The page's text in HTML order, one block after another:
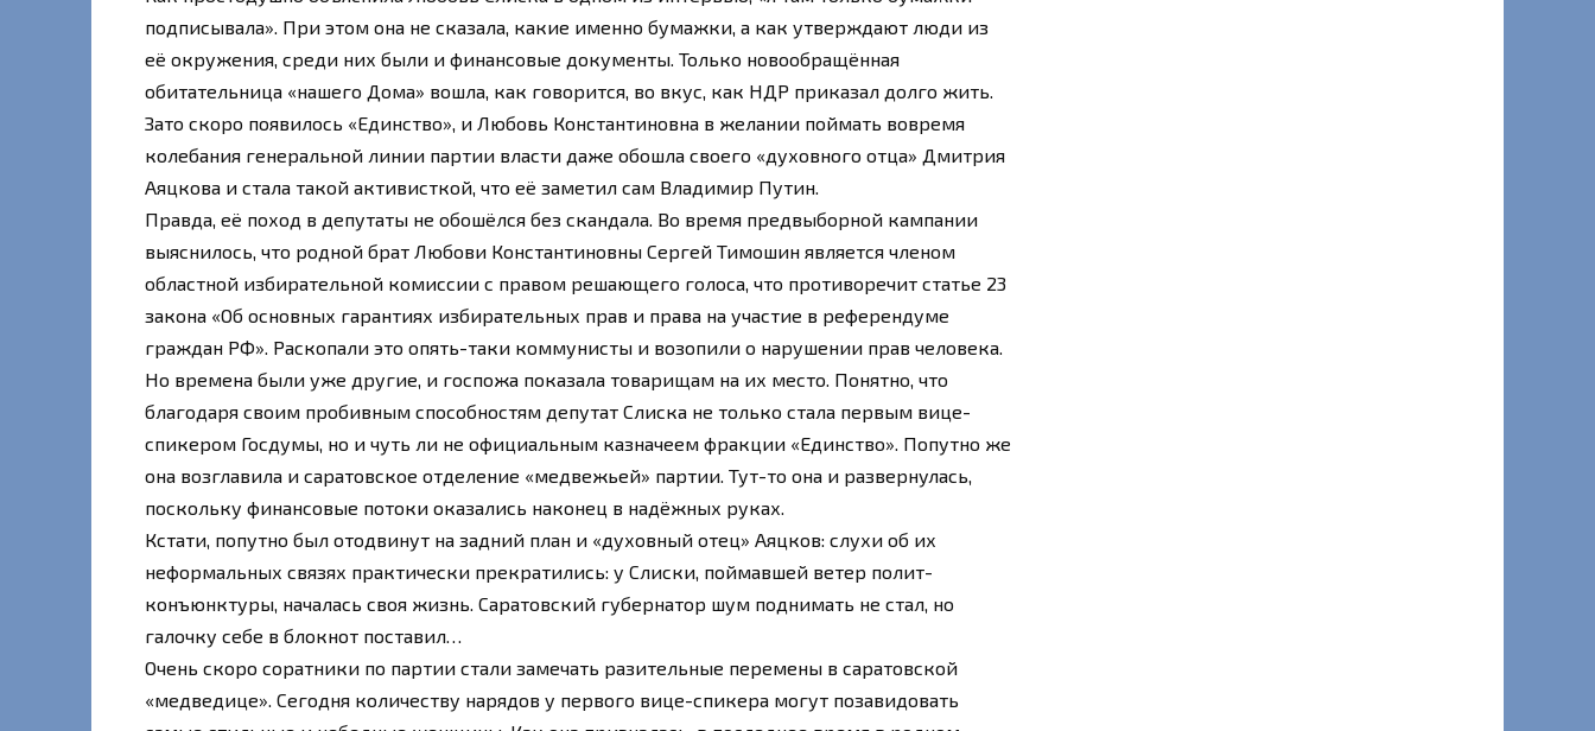
подписывала». При этом она не сказала, какие именно бумажки, а как утверждают люди из
её окружения, среди них были и финансовые документы. Только новообращённая
обитательница «нашего Дома» вошла, как говорится, во вкус, как НДР приказал долго жить.
Зато скоро появилось «Единство», и Любовь Константиновна в желании поймать вовремя
колебания генеральной линии партии власти даже обошла своего «духовного отца» Дмитрия
Аяцкова и стала такой активисткой, что её заметил сам Владимир Путин.
Правда, её поход в депутаты не обошёлся без скандала. Во время предвыборной кампании
выяснилось, что родной брат Любови Константиновны Сергей Тимошин является членом
областной избирательной комиссии с правом решающего голоса, что противоречит статье 23
закона «Об основных гарантиях избирательных прав и права на участие в референдуме
граждан РФ». Раскопали это опять-таки коммунисты и возопили о нарушении прав человека.
Но времена были уже другие, и госпожа показала товарищам на их место. Понятно, что
благодаря своим пробивным способностям депутат Слиска не только стала первым вице-
спикером Госдумы, но и чуть ли не официальным казначеем фракции «Единство». Попутно же
она возглавила и саратовское отделение «медвежьей» партии. Тут-то она и развернулась,
поскольку финансовые потоки оказались наконец в надёжных руках.
Кстати, попутно был отодвинут на задний план и «духовный отец» Аяцков: слухи об их
неформальных связях практически прекратились: у Слиски, поймавшей ветер полит-
конъюнктуры, началась своя жизнь. Саратовский губернатор шум поднимать не стал, но
галочку себе в блокнот поставил…
Очень скоро соратники по партии стали замечать разительные перемены в саратовской
«медведице». Сегодня количеству нарядов у первого вице-спикера могут позавидовать